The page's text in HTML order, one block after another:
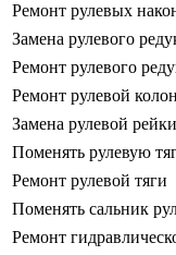
Ремонт рулевых
Замена рулевого
Ремонт рулевого
Ремонт рулевой
Замена рулевой рейки
Поменять рулевую
Ремонт рулевой тяги
Поменять сальник
Ремонт